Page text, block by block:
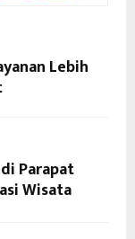
Lebih
Parapat
Wisata